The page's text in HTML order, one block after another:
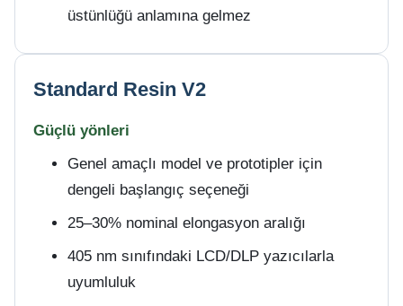
üstünlüğü anlamına gelmez
Standard Resin V2
Güçlü yönleri
Genel amaçlı model ve prototipler için
dengeli başlangıç seçeneği
25–30% nominal elongasyon aralığı
405 nm sınıfındaki LCD/DLP yazıcılarla
uyumluluk